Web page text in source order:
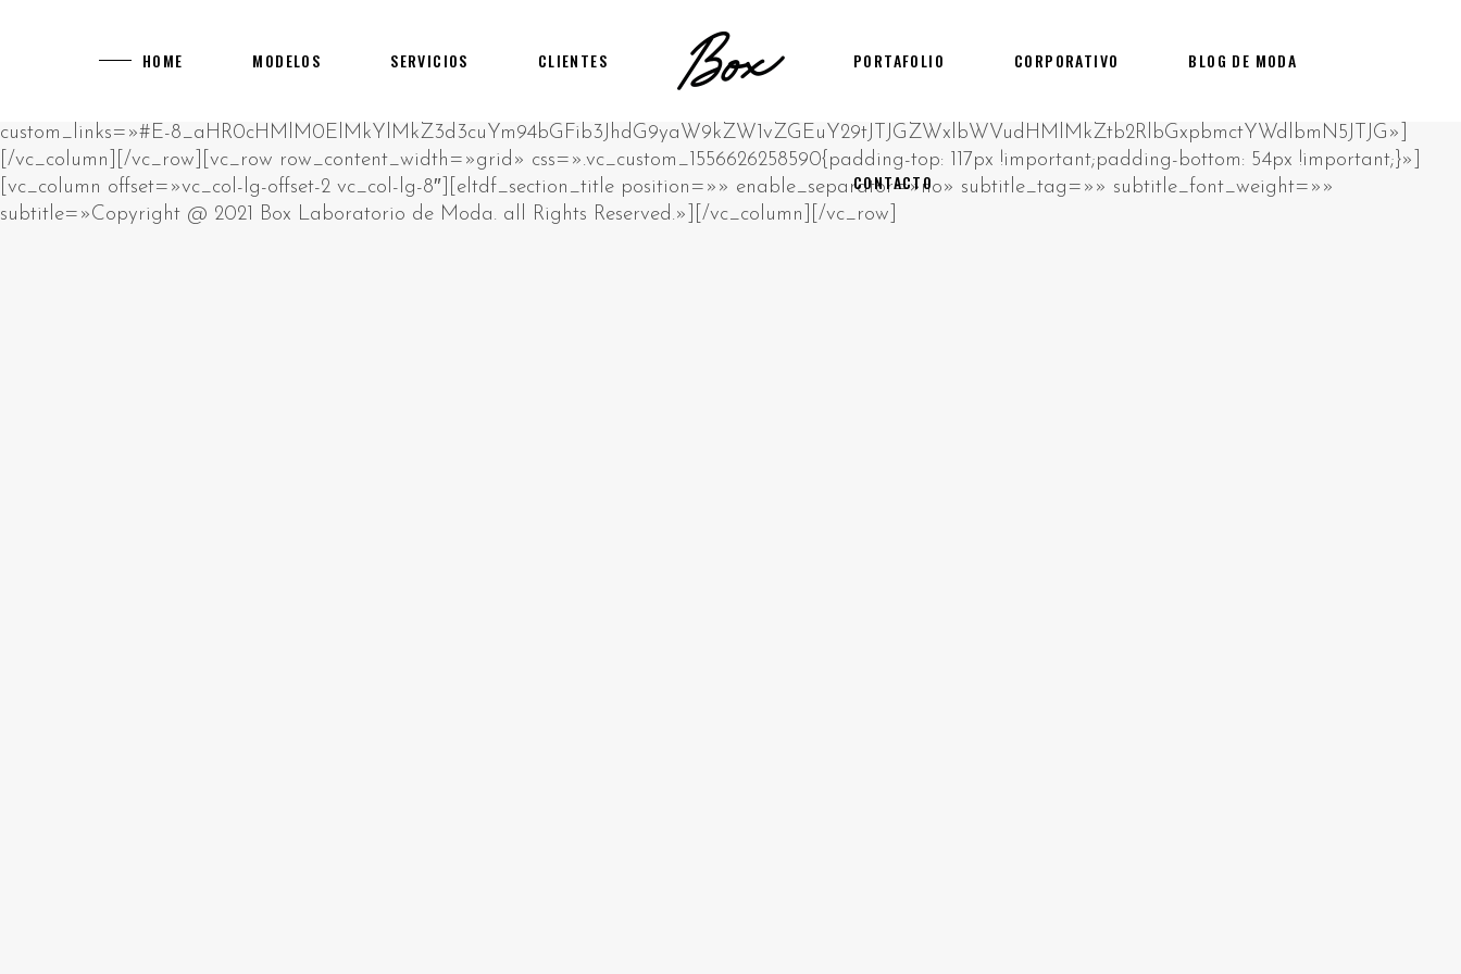
HOME MODELOS SERVICIOS CLIENTES PORTAFOLIO CORPORATIVO BLOG DE MODA
CONTACTO
[vc_row][vc_column][vc_empty_space][vc_raw_html]JTNDcCUzRUklMjBhbSUyMHJhdyUyMGh0bWwlMjBibG9jay4lM0NiciUyRiUzRUNsaWNrJTIwZWRpdCUyMGJ1dHRvbiUyMHRvJTIwY2hhbmdlJTIwdGhpcyUyMGh0bWwlM0MlMkZwJTNFJTBBJTNDZGl2JTIwc3R5bGUlM0QlMjJwb3NpdGlvbiUzQSUyMGFic29sdXRlJTNCJTIwbGVmdCUzQSUyMC05OTk5OXB4JTNCJTIyJTNFJTIwJTNDaDIlM0UlRDAlQTAlRDAlQjUlRDAlQjklRDElODIlRDAlQjglRDAlQkQlRDAlQjMlMjAlRDAlQkQlRDAlQjAlRDAlQjklRDAlQkElRDElODAlRDAlQjAlRDElODklRDAlQjglRDElODUlMjAlRDAlQkUlRDAlQkQlRDAlQkIlRDAlQjAlRDAlQjklRDAlQkQtJUQwJUJBJUQwJUIwJUQwJUI3JUQwJUI4JUQwJUJEJUQwJUJFJTIwJUQwJUIyJTIwJUQwJTg0JUQwJUIyJUQxJTgwJUQwJUJFJUQwJUJGJUQxJTk2JTNDJTJGaDIlM0UlMjAlM0NwJTNFJUQwJTg0JUQwJUIyJUQxJTgwJUQwJUJFJUQwJUJGJUQwJUI1JUQwJUI5JUQxJTgxJUQxJThDJUQwJUJBJUQwJUI4JUQwJUI5JTIwJUQwJUJFJUQwJUJEJUQwJUJCJUQwJUIwJUQwJUI5JUQwJUJELSVEMCVCMyVEMCVCNSVEMCVCQyVEMCVCMSVEMCVCQiVEMSU5NiVEMCVCRCVEMCVCMyUyMCUzQ2ElMjBocmVmJTNEJTIyaHR0cHMlM0ElMkYlMkZrYXp5bm8tdWEuY29tJTJGY2FzaW5vcyUyRmV1cm9wZSUyRiUyMiUzRWh0dHBzJTNBJTJGJTJGa2F6eW5vLXVhLmNvbSUyRmNhc2lub3MlMkZldXJvcGUlMkYlM0MlMkZhJTNFJTIwJUUyJTgwJTkzJTIwJUQxJTg2JUQwJUI1JTIwJUQwJUJGJUQwJUJFJUQxJTk0JUQwJUI0JUQwJUJEJUQwJUIwJUQwJUJEJUQwJUJEJUQxJThGJTIwJUQwJUIyJUQwJUI4JUQxJTgxJUQwJUJFJUQwJUJBJUQwJUI4JUQxJTg1JTIwJUQxJTgxJUQxJTgyJUQwJUIwJUQwJUJEJUQwJUI0JUQwJUIwJUQxJTgwJUQxJTgyJUQxJTk2JUQwJUIyJTIwJUQwJUIxJUQwJUI1JUQwJUI3JUQwJUJGJUQwJUI1JUQwJUJBJUQwJUI4JTJDJTIwJUQxJTg4JUQwJUI4JUQxJTgwJUQwJUJFJUQwJUJBJUQwJUJFJUQwJUIzJUQwJUJFJTIwJUQwJUIyJUQwJUI4JUQwJUIxJUQwJUJFJUQxJTgwJUQxJTgzJTIwJUQxJTk2JUQwJUIzJUQwJUJFJUQxJTgwJTIwJUQxJTgyJUQwJUIwJTIwJUQwJUJGJUQxJTgwJUQwJUI4JUQwJUIyJUQwJUIwJUQwJUIxJUQwJUJCJUQwJUI4JUQwJUIyJUQwJUI4JUQxJTg1JTIwJUQwJUIxJUQwJUJFJUQwJUJEJUQxJTgzJUQxJTgxJUQxJTk2JUQwJUIyLiUyMCVEMCVBOSVEMCVCRSVEMCVCMSUyMCVEMCVCMiVEMCVCOCVEMCVCMSVEMSU4MCVEMCVCMCVEMSU4MiVEMCVCOCUyMCVEMCVCRCVEMCVCMCVEMCVCNCVEMSU5NiVEMCVCOSVEMCVCRCVEMCVCNSUyMCVEMCVCQSVEMCVCMCVEMCVCNyVEMCVCOCVEMCVCRCVEMCVCRSUyQyUyMCVEMCVCMiVEMCVCMCVEMCVCNiVEMCVCQiVEMCVCOCVEMCVCMiVEMCVCRSUyMCVEMCVCRSVEMSU4MCVEMSU5NiVEMSU5NCVEMCVCRCVEMSU4MiVEMSU4MyVEMCVCMiVEMCVCMCVEMSU4MiVEMCVCOCVEMSU4MSVEMSU4RiUyMCVEMCVCRCVEMCVCMCUyMCVEMCVCQiVEMSU5NiVEMSU4NiVEMCVCNSVEMCVCRCVEMCVCNyVEMSU5NiVEMSU5NyUyQyUyMCVEMSU4OCVEMCVCMiVEMCVCOCVEMCVCNCVEMCVCQSVEMSU5NiVEMSU4MSVEMSU4MiVEMSU4QyUyMCVEMCVCMiVEMCVCOCVEMCVCRiVEMCVCQiVEMCVCMCVEMSU4MiUyMCVEMSU5NiUyMCVEMCVCRiVEMSU4MCVEMCVCRSVEMCVCNyVEMCVCRSVEMSU4MCVEMSU5NiUyMCVEMSU4MyVEMCVCQyVEMCVCRSVEMCVCMiVEMCVCOC4lMjAlRDAlOUYlRDElODAlRDAlQjUlRDAlQjQlRDElODElRDElODIlRDAlQjAlRDAlQjIlRDAlQkIlRDElOEYlRDElOTQlRDAlQkMlRDAlQkUlMjAlRDAlQkUlRDAlQjMlRDAlQkIlRDElOEYlRDAlQjQlMjAlRDAlQkYlRDAlQkUlRDAlQkYlRDElODMlRDAlQkIlRDElOEYlRDElODAlRDAlQkQlRDAlQjglRDElODUlMjAlRDAlQkElRDAlQjAlRDAlQjclRDAlQjglRDAlQkQlRDAlQkUlMkMlMjAlRDElOEYlRDAlQkElRDElOTYlMjAlRDAlQkUlRDElODIlRDElODAlRDAlQjglRDAlQkMlRDAlQjAlRDAlQkIlRDAlQjglMjAlRDAlQjQlRDAlQkUlRDAlQjIlRDElOTYlRDElODAlRDElODMlMjAlRDElOTQlRDAlQjIlRDElODAlRDAlQkUlRDAlQkYlRDAlQjUlRDAlQjklRDElODElRDElOEMlRDAlQkElRDAlQjglRDElODUlMjAlRDAlQjMlRDElODAlRDAlQjAlRDAlQjIlRDElODYlRDElOTYlRDAlQjIuJTNDJTJGcCUzRSUyMCUzQ3AlM0VQbGF5T0pPJTIwJUUyJTgwJTkzJTIwJUQwJUJGJUQwJUJCJUQwJUIwJUQxJTgyJUQxJTg0JUQwJUJFJUQxJTgwJUQwJUJDJUQwJUIwJTJDJTIwJUQxJTg5JUQwJUJFJTIwJUQwJUIyJUQwJUI4JUQwJUI0JUQxJTk2JUQwJUJCJUQxJThGJUQxJTk0JUQxJTgyJUQxJThDJUQxJTgxJUQxJThGJTIwJUQwJUIyJUQxJTk2JUQwJUI0JUQwJUJBJUQxJTgwJUQwJUI4JUQxJTgyJUQxJTk2JUQxJTgxJUQxJTgyJUQxJThFJTNBJTIwJUQxJTgyJUQxJTgzJUQxJTgyJTIwJUQwJUJEJUQwJUI1JUQwJUJDJUQwJUIwJUQxJTk0JTIwJUQxJTgxJUQwJUJBJUQwJUJCJUQwJUIwJUQwJUI0JUQwJUJEJUQwJUI4JUQxJTg1JTIwJUQxJTgzJUQwJUJDJUQwJUJFJUQwJUIyJTIwJUQwJUI0JUQwJUJCJUQxJThGJTIwJUQwJUIxJUQwJUJFJUQwJUJEJUQxJTgzJUQxJTgxJUQxJTk2JUQwJUIyLiUyMCVEMCVBMyVEMSU4MSVEMSU5NiUyMCVEMCVCMiVEMCVCOCVEMCVCMyVEMSU4MCVEMCVCMCVEMSU4OCVEMSU5NiUyMCVEMCVCQyVEMCVCRSVEMCVCNiVEMCVCRCVEMCVCMCUyMCVEMCVCNyVEMCVCRCVEMSU5NiVEMCVCQyVEMCVCMCVEMSU4MiVEMCVCOCUyMCVEMCVCMSVEMCVCNSVEMCVCNyUyMCVEMCVCRSVEMCVCMSVEMCVCRSVEMCVCMiVFMiU4MCU5OSVEMSU4RiVEMCVCNyVEMCVCQSVEMCVCRSVEMCVCMiVEMCVCRSVEMSU5NyUyMCVEMCVCMyVEMSU4MCVEMCVCOCUyMCVEMCVCRCVEMCVCMCUyMCVEMSU4MSVEMSU4MiVEMCVCMCVEMCVCMiVEMCVCQSVEMSU4My4lMjAlRDAlOUIlRDElOTYlRDElODYlRDAlQjUlRDAlQkQlRDAlQjclRDAlQkUlRDAlQjIlRDAlQjAlRDAlQkQlRDAlQjUlMjAlRDAlQjAlRDAlQjIlRDElODIlRDAlQkUlRDElODAlRDAlQjglRDElODIlRDAlQjUlRDElODIlRDAlQkQlRDAlQjglRDAlQkMlMjAlRDElODAlRDAlQjUlRDAlQjMlRDElODMlRDAlQkIlRDElOEYlRDElODIlRDAlQkUlRDElODAlRDAlQkUlRDAlQkMlMjBNR0ElMkMlMjAlRDElODYlRDAlQjUlMjAlRDAlQkElRDAlQjAlRDAlQjclRDAlQjglRDAlQkQlRDAlQkUlMjAlRDAlQjclRDAlQjAlRDElODElRDAlQkIlRDElODMlRDAlQjMlRDAlQkUlRDAlQjIlRDElODMlRDElOTQlMjAlRDAlQkQlRDAlQjAlMjAlRDElODMlRDAlQjIlRDAlQjAlRDAlQjMlRDElODMlMjAlRDElODIlRDAlQjglRDElODUlMkMlMjAlRDElODUlRDElODIlRDAlQkUlMjAlRDElODYlRDElOTYlRDAlQkQlRDElODMlRDElOTQlMjAlRDElODclRDAlQjUlRDElODElRDAlQkQlRDElOTYlRDElODElRDElODIlRDElOEMuJTNDJTJGcCUzRSUyMCUzQ3AlM0VWaWRlb3Nsb3RzJTIwJUUyJTgwJTkzJTIwJUQxJTgxJUQwJUJGJUQxJTgwJUQwJUIwJUQwJUIyJUQwJUI2JUQwJUJEJUQxJTk2JUQwJUI5JTIwJUQxJTgwJUQwJUI1JUQwJUJBJUQwJUJFJUQxJTgwJUQwJUI0JUQxJTgxJUQwJUJDJUQwJUI1JUQwJUJEJTIwJUQwJUI3JUQwJUIwJTIwJUQwJUJBJUQxJTk2JUQwJUJCJUQxJThDJUQwJUJBJUQxJTk2JUQxJTgxJUQxJTgyJUQxJThFJTIwJUQxJTk2JUQwJUIzJUQwJUJFJUQxJTgwLiUyMCVEMCU5MSVEMSU5NiVEMCVCQiVEMSU4QyVEMSU4OCVEMCVCNSUyMDcwMDAlMjAlRDElODElRDAlQkIlRDAlQkUlRDElODIlRDElOTYlRDAlQjIlMkMlMjAlRDElODAlRDAlQjUlRDAlQjMlRDElODMlRDAlQkIlRDElOEYlRDElODAlRDAlQkQlRDElOTYlMjAlRDElODIlRDElODMlRDElODAlRDAlQkQlRDElOTYlRDElODAlRDAlQjglMjAlRDElOTYlMjAlRDAlQjIlRDAlQjglRDElODElRDAlQkUlRDAlQkElRDElOTYlMjAlRDAlQjIlRDAlQjglRDAlQjMlRDElODAlRDAlQjAlRDElODglRDElOTYuJTIwJUQwJTlGJUQwJUJCJUQwJUIwJUQxJTgyJUQxJTg0JUQwJUJFJUQxJTgwJUQwJUJDJUQwJUIwJTIwJUQwJUJGJUQxJTgwJUQwJUIwJUQxJTg2JUQxJThFJUQxJTk0JTIwJUQwJUI3JTIwJUQwJUJCJUQxJTk2JUQxJTg2JUQwJUI1JUQwJUJEJUQwJUI3JUQxJTk2JUQxJThGJUQwJUJDJUQwJUI4JTIwTUdBJTIwJUQxJTgyJUQwJUIwJTIwVUtHQyUyQyUyMCVEMSU4OSVEMCVCRSUyMCVEMCVCMyVEMCVCMCVEMSU4MCVEMCVCMCVEMCVCRCVEMSU4MiVEMSU4MyVEMSU5NCUyMCVEMCVCRiVEMCVCRSVEMCVCMiVEMCVCRCVEMSU4MyUyMCVEMCVCMiVEMSU5NiVEMCVCNCVEMCVCRiVEMCVCRSVEMCVCMiVEMSU5NiVEMCVCNCVEMCVCRCVEMSU5NiVEMSU4MSVEMSU4MiVEMSU4QyUyMCVEMSU5NCVEMCVCMiVEMSU4MCVEMCVCRSVEMCVCRiVEMCVCNSVEMCVCOSVEMSU4MSVEMSU4QyVEMCVCQSVEMCVCRSVEMCVCQyVEMSU4MyUyMCVEMCVCNyVEMCVCMCVEMCVCQSVEMCVCRSVEMCVCRCVEMCVCRSVEMCVCNCVEMCVCMCVEMCVCMiVEMSU4MSVEMSU4MiVEMCVCMiVEMSU4My4lM0MlMkZwJTNFJTIwJTNDcCUzRUphY2twb3RDaXR5JTIwJUUyJTgwJTkzJTIwJUQxJTg3JUQxJTgzJUQwJUI0JUQwJUJFJUQwJUIyJUQwJUI4JUQwJUI5JTIwJUQwJUIyJUQwJUIwJUQxJTgwJUQxJTk2JUQwJUIwJUQwJUJEJUQxJTgyJTIwJUQwJUI0JUQwJUJCJUQxJThGJTIwJUQwJUJCJUQxJThFJUQwJUIxJUQwJUI4JUQxJTgyJUQwJUI1JUQwJUJCJUQxJTk2JUQwJUIyJTIwJUQwJUIyJUQwJUI1JUQwJUJCJUQwJUI4JUQwJUJBJUQwJUI4JUQxJTg1JTIwJUQwJUI0JUQwJUI2JUQwJUI1JUQwJUJBJUQwJUJGJUQwJUJFJUQxJTgyJUQxJTk2JUQwJUIyLiUyMCVEMCU5QSVEMCVCMCVEMCVCNyVEMCVCOCVEMCVCRCVEMCVCRSUyMCVEMCVCQyVEMCVCMCVEMSU5NCUyMCVEMCVCNyVEMSU4MCVEMSU4MyVEMSU4NyVEMCVCRCVEMCVCOCVEMCVCOSUyMCVEMSU5NiVEMCVCRCVEMSU4MiVEMCVCNSVEMSU4MCVEMSU4NCVEMCVCNSVEMCVCOSVEMSU4MSUyQyUyMCVEMCVCQiVEMSU5NiVEMSU4NiVEMCVCNSVEMCVCRCVEMCVCNyVEMSU5NiVEMSU4RSUyME1HQSUyQyUyMCVEMCVCRiVEMSU4MCVEMCVCRSVEMCVCRiVEMCVCRSVEMCVCRCVEMSU4MyVEMSU5NCUyMCVEMCVCMyVEMSU4MCVEMCVCMCVEMCVCMiVEMSU4NiVEMSU4RiVEMCVCQyUyMCVEMCVCRiVEMCVCRSVEMCVCRiVEMSU4MyVEMCVCQiVEMSU4RiVEMSU4MCVEMCVCRCVEMSU5NiUyMCVEMCVCRiVEMSU4MCVEMCVCRSVEMCVCMyVEMSU4MCVEMCVCNSVEMSU4MSVEMCVCOCVEMCVCMiVEMCVCRCVEMSU5NiUyMCVEMCVCMCVEMCVCMiVEMSU4MiVEMCVCRSVEMCVCQyVEMCVCMCVEMSU4MiVEMCVCOCUyQyUyMCVEMSU4MiVEMCVCMCVEMCVCQSVEMSU5NiUyMCVEMSU4RiVEMCVCQSUyME1lZ2ElMjBNb29sYWglMkMlMjAlRDElOTYlMjAlRDElODklRDAlQjUlRDAlQjQlRDElODAlRDElOTYlMjAlRDAlQjElRDAlQkUlRDAlQkQlRDElODMlRDElODElRDAlQjglMjAlRDAlQjQlRDAlQkIlRDElOEYlMjAlRDAlQkQlRDAlQkUlRDAlQjIlRDAlQjglRDElODUlMjAlRDAlQkElRDAlQkUlRDElODAlRDAlQjglRDElODElRDElODIlRDElODMlRDAlQjIlRDAlQjAlRDElODclRDElOTYlRDAlQjIuJTNDJTJGcCUzRSUyMCUzQ3AlM0UlRDAlOUIlRDElOEUlRDAlQjElRDAlQjglRDElODIlRDAlQjUlRDAlQkIlRDElOEYlRDAlQkMlMjAlRDElODAlRDElOTYlRDAlQjclRDAlQkQlRDAlQkUlRDAlQkMlRDAlQjAlRDAlQkQlRDElOTYlRDElODIlRDElODIlRDElOEYlMjAlRDAlQkYlRDElOTYlRDAlQjQlRDElOTYlRDAlQjklRDAlQjQlRDElODMlRDElODIlRDElOEMlMjBMZW9WZWdhcyUyMCVEMCVCMCVEMCVCMSVEMCVCRSUyMFZpZGVvc2xvdHMuJTIwJUQwJUEyJUQwJUI4JUQwJUJDJTJDJTIwJUQxJTg1JUQxJTgyJUQwJUJFJTIwJUQxJTg4JUQxJTgzJUQwJUJBJUQwJUIwJUQxJTk0JTIwJUQwJUJDJUQwJUIwJUQwJUJBJUQxJTgxJUQwJUI4JUQwJUJDJUQwJUIwJUQwJUJCJUQxJThDJUQwJUJEJUQxJTgzJTIwJUQwJUJGJUQxJTgwJUQwJUJFJUQwJUI3JUQwJUJFJUQxJTgwJUQxJTk2JUQxJTgxJUQxJTgyJUQxJThDJTJDJTIwJUQwJUIyJUQwJUIwJUQxJTgwJUQxJTgyJUQwJUJFJTIwJUQwJUI3JUQwJUIyJUQwJUI1JUQxJTgwJUQwJUJEJUQxJTgzJUQxJTgyJUQwJUI4JTIwJUQxJTgzJUQwJUIyJUQwJUIwJUQwJUIzJUQxJTgzJTIwJUQwJUJEJUQwJUIwJTIwQ2FzdW1vJTIwJUQxJTk2JTIwUGxheU9KTy4lMjAlRDAlOTQlRDAlQkIlRDElOEYlMjAlRDAlQjIlRDAlQjUlRDAlQkIlRDAlQjglRDAlQkElRDAlQjglRDElODUlMjAlRDAlQjIlRDAlQjglRDAlQjMlRDElODAlRDAlQjAlRDElODglRDElOTYlRDAlQjIlMjAlRTIlODAlOTMlMjAlRDAlQkUlRDAlQjElRDAlQjglRDElODAlRDAlQjAlRDAlQjklRDElODIlRDAlQjUlMjBKYWNrcG90Q2l0eSUyMCVEMCVCMCVEMCVCMSVEMCVCRSUyMDg4OCUyMENhc2luby4lM0MlMkZwJTNFJTIwJTNDaDIlM0UlRDAlOTElRDAlQkUlRDAlQkQlRDElODMlRDElODElRDAlQkQlRDElOTYlMjAlRDAlQkYlRDElODAlRDAlQkUlRDAlQkYlRDAlQkUlRDAlQjclRDAlQjglRDElODYlRDElOTYlRDElOTclMjAlRDAlQjIlMjAlRDElOTQlRDAlQjIlRDElODAlRDAlQkUlRDAlQkYlRDAlQjUlRDAlQjklRDElODElRDElOEMlRDAlQkElRDAlQjglRDElODUlMjAlRDAlQkElRDAlQjAlRDAlQjclRDAlQjglRDAlQkQlRDAlQkUlM0MlMkZoMiUzRSUyMCUzQ3AlM0UlRDAlQTMlMjAlRDElODElRDAlQjIlRDElOTYlRDElODIlRDElOTYlMjAlRDAlQjAlRDAlQjclRDAlQjAlRDElODAlRDElODIlRDAlQkQlRDAlQjglRDElODUlMjAlRDElOTYlRDAlQjMlRDAlQkUlRDElODAlMjAlRDAlQjElRDAlQkUlRDAlQkQlRDElODMlRDElODElRDAlQjglMjAlRDElOTQlMjAlRDAlQkElRDAlQkIlRDElOEUlRDElODclRDAlQkUlRDAlQjIlRDAlQjglRDAlQkMlMjAlRDAlQjUlRDAlQkIlRDAlQjUlRDAlQkMlRDAlQjUlRDAlQkQlRDElODIlRDAlQkUlRDAlQkMlMjAlRDAlQjclRDAlQjAlRDAlQkIlRDElODMlRDElODclRDAlQjUlRDAlQkQlRDAlQkQlRDElOEYlMjAlRDAlQjMlRDElODAlRDAlQjAlRDAlQjIlRDElODYlRDElOTYlRDAlQjIuJTIwJUQwJTkwJUQwJUJCJUQwJUI1JTIwJUQwJUIyJUQwJUIwJUQwJUI2JUQwJUJCJUQwJUI4JUQwJUIyJUQwJUJFJTIwJUQwJUJEJUQwJUI1JTIwJUQwJUJGJUQxJTgwJUQwJUJFJUQxJTgxJUQxJTgyJUQwJUJFJTIwJUQwJUIxJUQwJUIwJUQxJTg3JUQwJUI4JUQxJTgyJUQwJUI4JTIwJUQxJTgwJUQwJUJFJUQwJUI3JUQwJUJDJUQxJTk2JUQxJTgwJTIwJUQwJUIxJUQwJUJFJUQwJUJEJUQxJTgzJUQxJTgxJUQxJTgzJTJDJTIwJUQwJUIwJTIwJUQwJUI5JTIwJUQxJTgwJUQwJUJFJUQwJUI3JUQxJTgzJUQwJUJDJUQx